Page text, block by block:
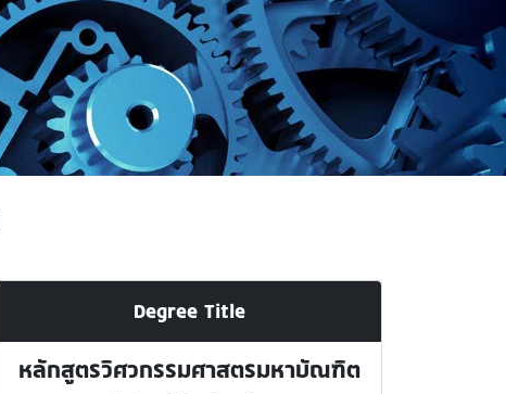
Degree Title
หลักสูตรวิศวกรรมศาสตรมหาบัณฑิต